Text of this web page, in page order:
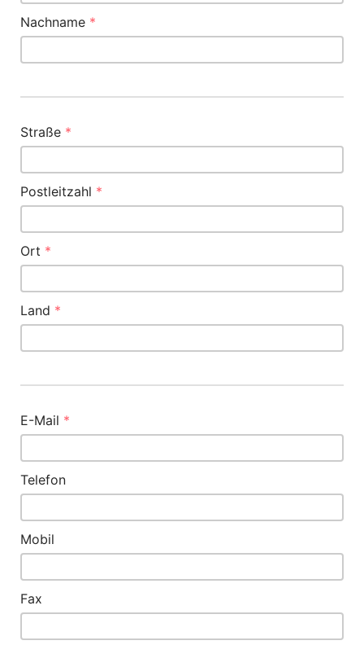
Nachname *
Straße *
Postleitzahl *
Ort *
Land *
E-Mail *
Telefon
Mobil
Fax